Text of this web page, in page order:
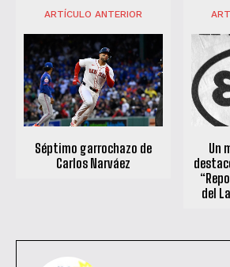
QUIERO SUSCRIBIRME
He leído y acepto lasPolítica de
ARTÍCULO ANTERIOR
Séptimo garrochazo de
Carlos Narváez
Un
del